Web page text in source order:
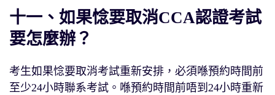
十一、如果惗要取消CCA認證考試
要怎麼辦？
考生如果惗要取消考試重新安排，必須喺預約時間前
至少24小時聯系考試。喺預約時間前唔到24小時重新